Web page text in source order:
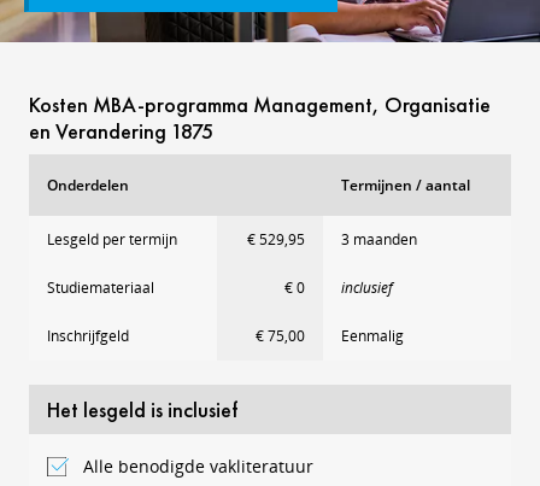
Kosten MBA-programma Management, Organisatie
en Verandering 1875
Onderdelen Termijnen / aantal
Lesgeld per termijn € 529,95 3 maanden
Studiemateriaal € 0 inclusief
Inschrijfgeld € 75,00 Eenmalig
Het lesgeld is inclusief
Alle benodigde vakliteratuur